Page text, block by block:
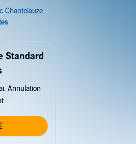
Standard
Annulation